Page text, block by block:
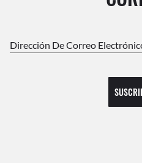
Dirección De Correo